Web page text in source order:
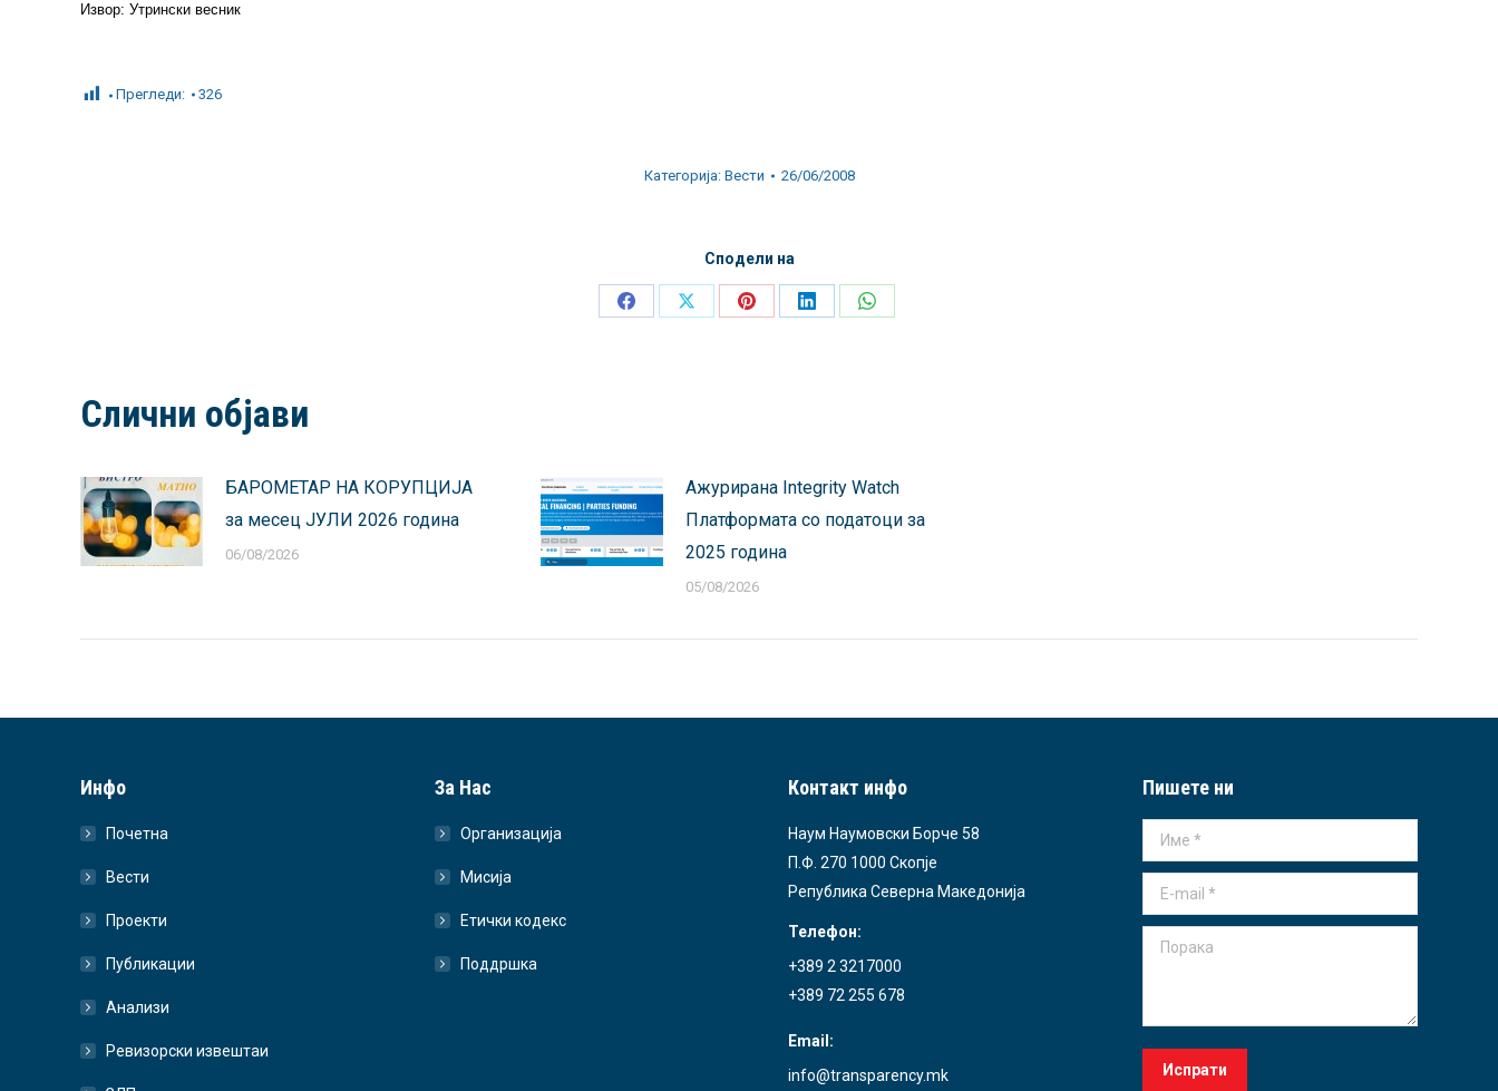
Извор: Утрински весник
Прегледи: 326
Категорија: Вести 26/06/2008
Сподели на
Share
Share
Share
Share
Share
Слични објави
БАРОМЕТАР НА КОРУПЦИЈА
за месец ЈУЛИ 2026 година
06/08/2026
Ажурирана Integrity Watch
Платформата со податоци за
2025 година
05/08/2026
Инфо
Почетна
Вести
Проекти
Публикации
Анализи
Ревизорски извештаи
За Нас
Организација
Мисија
Етички кодекс
Поддршка
Контакт инфо
Наум Наумовски Борче 58
П.Ф. 270 1000 Скопје
Република Северна Македонија
Телефон:
+389 2 3217000
+389 72 255 678
Email:
info@transparency.mk
Пишете ни
Име *
E-mail *
Порака
Испрати